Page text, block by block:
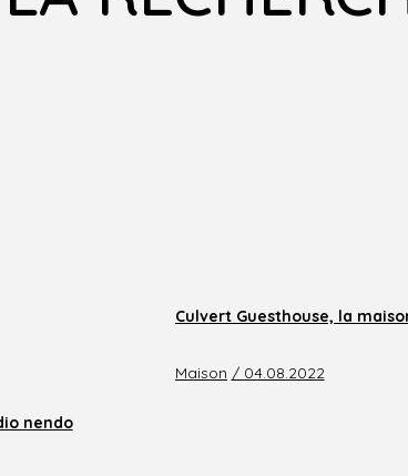
nendo
Culvert Guesthouse, la
Maison / 04.08.2022